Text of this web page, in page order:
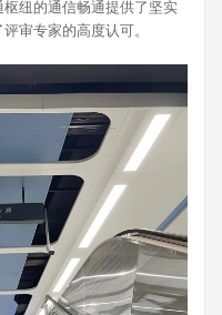
纽的通信畅通提供了坚实
审专家的高度认可。